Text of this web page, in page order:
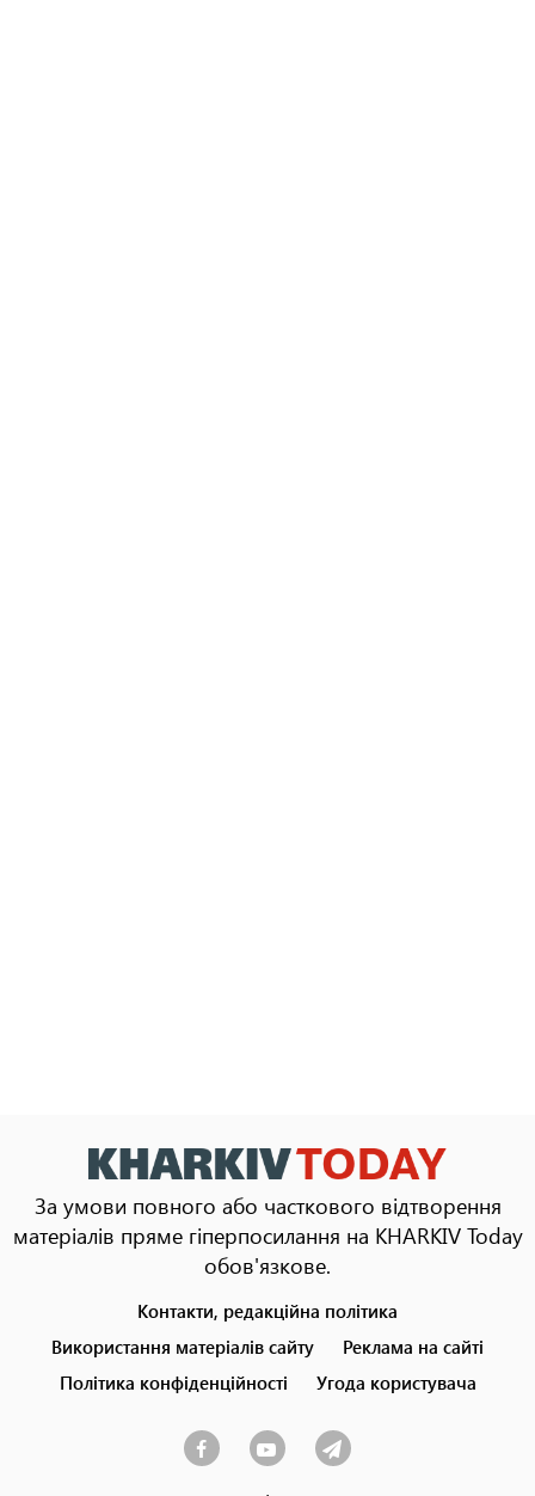
За умови повного або часткового відтворення
матеріалів пряме гіперпосилання на KHARKIV Today
обов'язкове.
menu
Контакти, редакційна політика
Використання матеріалів сайту
Реклама на сайті
Політика конфіденційності
Угода користувача